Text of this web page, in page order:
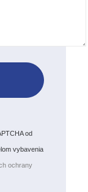
od
vybavenia
ochrany